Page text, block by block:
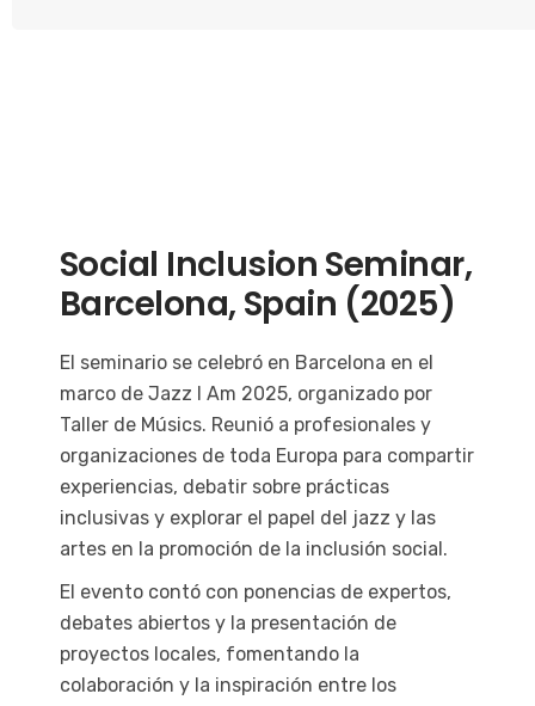
Social Inclusion Seminar,
Barcelona, Spain (2025)
El seminario se celebró en Barcelona en el
marco de Jazz I Am 2025, organizado por
Taller de Músics. Reunió a profesionales y
organizaciones de toda Europa para compartir
experiencias, debatir sobre prácticas
inclusivas y explorar el papel del jazz y las
artes en la promoción de la inclusión social.
El evento contó con ponencias de expertos,
debates abiertos y la presentación de
proyectos locales, fomentando la
colaboración y la inspiración entre los